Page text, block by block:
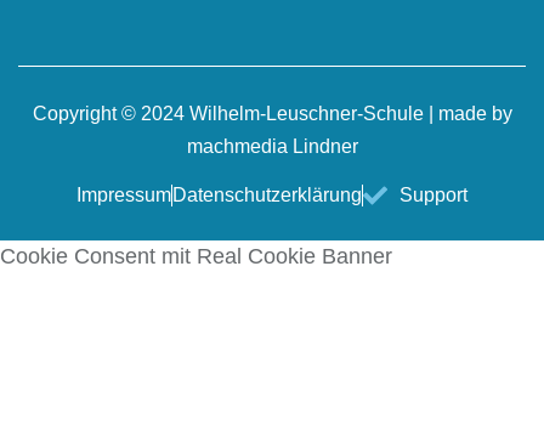
Copyright © 2024 Wilhelm-Leuschner-Schule | made by
machmedia Lindner
ImpressumDatenschutzerklärung Support
Cookie Consent mit Real Cookie Banner